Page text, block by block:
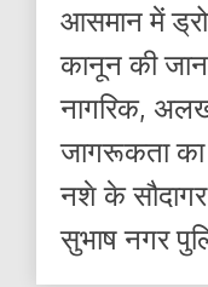
आसमान में
कानून की
नागरिक,
जागरूकता का
नशे के
सुभाष नगर